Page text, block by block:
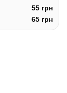
55 грн
65 грн